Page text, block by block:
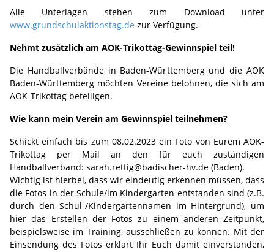
Alle Unterlagen stehen zum Download unter
www.grundschulaktionstag.de zur Verfügung.
Nehmt zusätzlich am AOK-Trikottag-Gewinnspiel teil!
Die Handballverbände in Baden-Württemberg und die AOK
Baden-Württemberg möchten Vereine belohnen, die sich am
AOK-Trikottag beteiligen.
Wie kann mein Verein am Gewinnspiel teilnehmen?
Schickt einfach bis zum 08.02.2023 ein Foto von Eurem AOK-
Trikottag per Mail an den für euch zuständigen
Handballverband: sarah.rettig@badischer-hv.de (Baden).
Wichtig ist hierbei, dass wir eindeutig erkennen müssen, dass
die Fotos in der Schule/im Kindergarten entstanden sind (z.B.
durch den Schul-/Kindergartennamen im Hintergrund), um
hier das Erstellen der Fotos zu einem anderen Zeitpunkt,
beispielsweise im Training, ausschließen zu können. Mit der
Einsendung des Fotos erklärt Ihr Euch damit einverstanden,